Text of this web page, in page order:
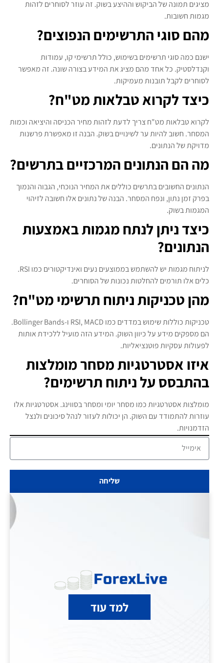
שליחה
למד עוד
מציגים תמונה של הביקוש וההיצע בשוק. זה עוזר לסוחרים לזהות
מגמות חשובות.
מהם סוגי התרשימים הנפוצים?
ישנם כמה סוגי תרשימים בשימוש, כולל תרשימי קו, עמודות
וקנדלסטיק. כל אחד מהם מציג את המידע בצורה שונה. זה מאפשר
לסוחרים לקבל תובנות מעמיקות.
כיצד לקרוא טבלאות מט"ח?
לקרוא טבלאות מט"ח צריך לדעת לזהות מחיר הכניסה והיציאה וכמות
המסחר. חשוב להיות ער לשינויים בשוק. הבנה זו מאפשרת פרשנות
מדויקת של הנתונים.
מה הם הנתונים המרכזיים בתרשים?
הנתונים החשובים בתרשים כוללים את המחיר הנוכחי, הגבוה והנמוך
בפרק זמן נתון, ונפח המסחר. הבנה של נתונים אלו חשובה לזיהוי
המגמות בשוק.
כיצד ניתן לנתח מגמות באמצעות
הנתונים?
לניתוח מגמות יש להשתמש בממוצעים נעים ואינדיקטורים כמו RSI.
כלים אלו תורמים להחלטות נכונות של הסוחרים.
מהן טכניקות ניתוח תרשימי מט"ח?
טכניקות כוללות שימוש במדדים כמו RSI, MACD ו-Bollinger Bands.
הם מספקים מידע על כיוון השוק. המידע הזה מועיל ללכידת אותות
לפעולות עסקיות פוטנציאליות.
איזו אסטרטגיות מסחר מומלצות
בהתבסס על ניתוח תרשימים?
מומלצות אסטרטגיות כמו מסחר יומי ומסחר בסווינג. אסטרטגיות אלו
עוזרות להתמודד עם השוק. הן יכולות לעזור לנהל סיכונים ולנצל
הזדמנויות.